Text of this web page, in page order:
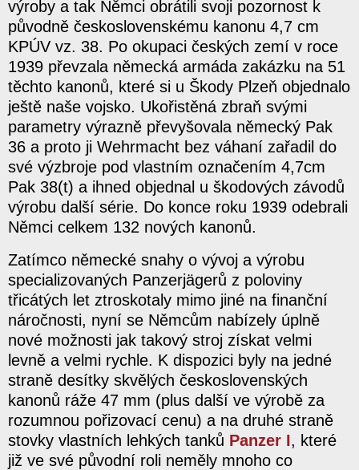
výroby a tak Němci obrátili svoji pozornost k
původně československému kanonu 4,7 cm
KPÚV vz. 38. Po okupaci českých zemí v roce
1939 převzala německá armáda zakázku na 51
těchto kanonů, které si u Škody Plzeň objednalo
ještě naše vojsko. Ukořistěná zbraň svými
parametry výrazně převyšovala německý Pak
36 a proto ji Wehrmacht bez váhaní zařadil do
své výzbroje pod vlastním označením 4,7cm
Pak 38(t) a ihned objednal u škodových závodů
výrobu další série. Do konce roku 1939 odebrali
Němci celkem 132 nových kanonů.
Zatímco německé snahy o vývoj a výrobu
specializovaných Panzerjägerů z poloviny
třicátých let ztroskotaly mimo jiné na finanční
náročnosti, nyní se Němcům nabízely úplně
nové možnosti jak takový stroj získat velmi
levně a velmi rychle. K dispozici byly na jedné
straně desítky skvělých československých
kanonů ráže 47 mm (plus další ve výrobě za
rozumnou pořizovací cenu) a na druhé straně
stovky vlastních lehkých tanků Panzer I, které
již ve své původní roli neměly mnoho co